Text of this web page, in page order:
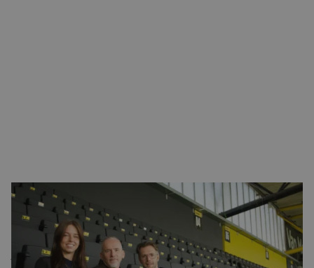
Accountmanager Roos Vermeulen: ‘De stoelen in vak D4
en D8 waren duidelijk toe aan een upgrade. Niet zo gek als
je weet dat deze stoelen al met de ingebruikname van het